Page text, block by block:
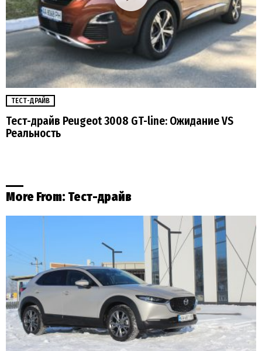
ТЕСТ-ДРАЙВ
Тест-драйв Peugeot 3008 GT-line: Ожидание VS
Реальность
More From: Тест-драйв